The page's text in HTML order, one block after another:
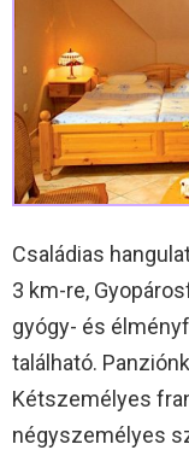
Családias
3 km-re,
gyógy- és
található.
Kétszemélyes
négyszemélyes